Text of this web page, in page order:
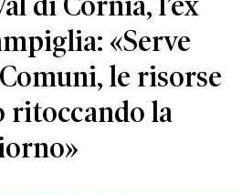
«Serve
le risorse
la